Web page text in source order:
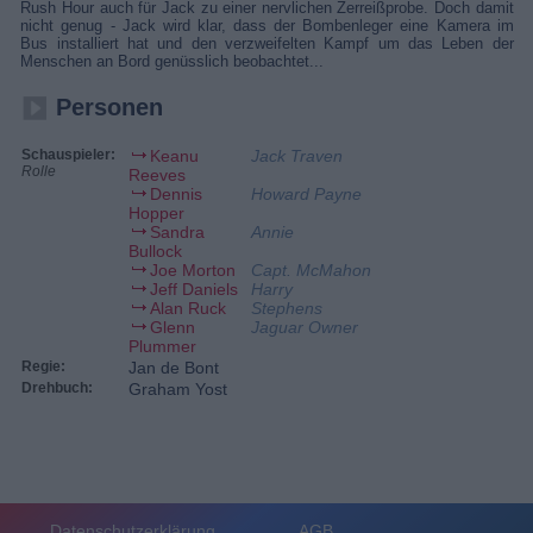
Rush Hour auch für Jack zu einer nervlichen Zerreißprobe. Doch damit
nicht genug - Jack wird klar, dass der Bombenleger eine Kamera im
Bus installiert hat und den verzweifelten Kampf um das Leben der
Menschen an Bord genüsslich beobachtet...
Personen
Schauspieler:
Rolle
Keanu
Reeves
Jack Traven
Dennis
Hopper
Howard Payne
Sandra
Bullock
Annie
Joe Morton
Capt. McMahon
Jeff Daniels
Harry
Alan Ruck
Stephens
Glenn
Plummer
Jaguar Owner
Regie: Jan de Bont
Drehbuch: Graham Yost